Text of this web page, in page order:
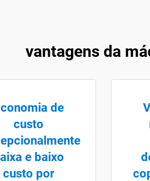
vantagens da
de
custo
e baixo
custo por